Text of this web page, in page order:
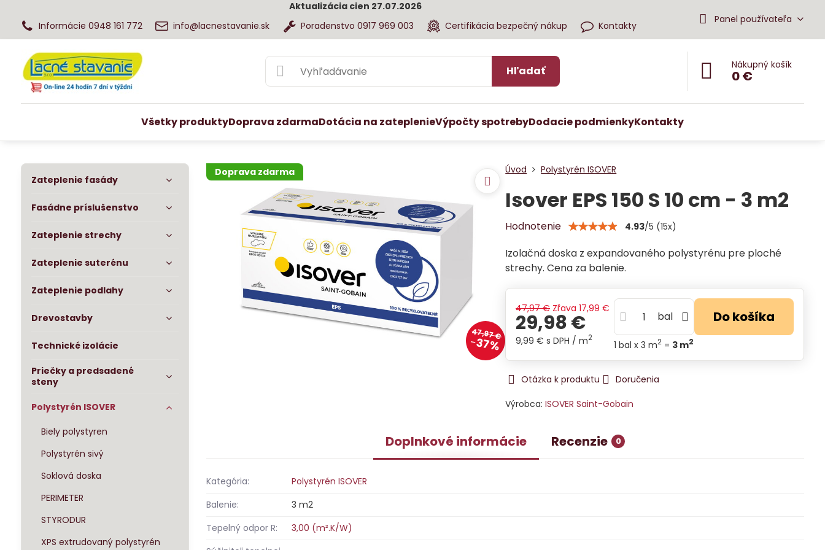
Aktualizácia cien 27.07.2026
Informácie 0948 161 772
info@lacnestavanie.sk Poradenstvo 0917 969 003 Certifikácia bezpečný nákup Kontakty
Panel používateľa
Hľadať Nákupný košík
0 €
Všetky produktyDoprava zdarmaDotácia na zateplenieVýpočty spotrebyDodacie podmienkyKontakty
Doprava zdarma
47,97 €
37%
Úvod Polystyrén ISOVER
Isover EPS 150 S 10 cm - 3 m2
Hodnotenie 4.93/5 (15x)
Izolačná doska z expandovaného polystyrénu pre ploché
strechy. Cena za balenie.
47,97 € Zľava 17,99 €
29,98 €
9,99 € s DPH / m2
bal Do košíka
1 bal x 3 m2= 3m2
Otázka k produktu
Doručenia
Výrobca:ISOVER Saint-Gobain
Doplnkové informácie Recenzie 0
Kategória:
Polystyrén ISOVER
Balenie:
3 m2
Tepelný odpor R:
3,00 (m².K/W)
Zateplenie fasády
Fasádne príslušenstvo
Zateplenie strechy
Zateplenie suterénu
Zateplenie podlahy
Drevostavby
Technické izolácie
Priečky a predsadené
steny
Polystyrén ISOVER
Biely polystyren
Polystyrén sivý
Soklová doska
PERIMETER
STYRODUR
XPS extrudovaný polystyrén